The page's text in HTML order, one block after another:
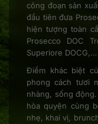
công đoạn sản
đầu tiên đưa
hiện tượng toàn
Prosecco DOC
Superiore DOCG,…
Điểm khác biệt
phong cách tươi
nhàng, sống
hòa quyện cùng
nhẹ, khai vị,